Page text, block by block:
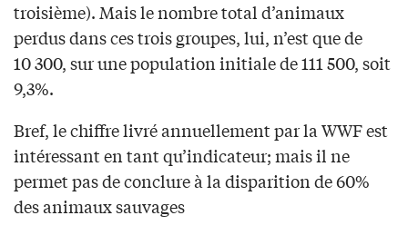
troisième). Mais le nombre total d’animaux
perdus dans ces trois groupes, lui, n’est que de
10 300, sur une population initiale de 111 500, soit
9,3%.
Bref, le chiffre livré annuellement par la WWF est
intéressant en tant qu’indicateur; mais il ne
permet pas de conclure à la disparition de 60%
des animaux sauvages